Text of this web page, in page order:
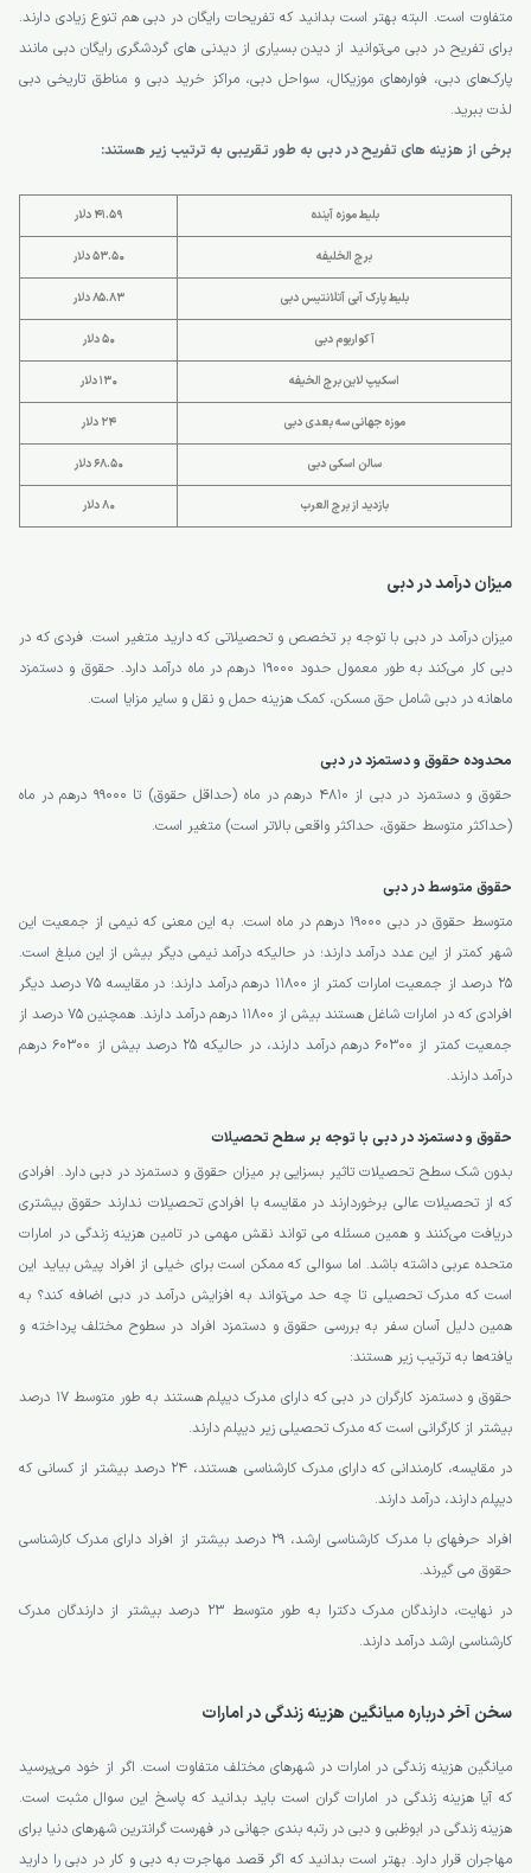
متفاوت است. البته بهتر است بدانید که تفریحات رایگان در دبی هم تنوع زیادی دارند.
برای تفریح در دبی می‌توانید از دیدن بسیاری از دیدنی های گردشگری رایگان دبی مانند
پارک‌های دبی، فواره‌های موزیکال، سواحل دبی، مراکز خرید دبی و مناطق تاریخی دبی
لذت ببرید.
برخی از هزینه های تفریح در دبی به طور تقریبی به ترتیب زیر هستند:
بلیط موزه آینده 41.59 دلار
برج الخلیفه 53.50 دلار
بلیط پارک آبی آتلانتیس دبی 85.83 دلار
آکواریوم دبی 50 دلار
اسکیپ لاین برج الخیفه 130 دلار
موزه جهانی سه بعدی دبی 24 دلار
سالن اسکی دبی 68.50 دلار
بازدید از برج العرب 80 دلار
میزان درآمد در دبی
میزان درآمد در دبی با توجه بر تخصص و تحصیلاتی که دارید متغیر است. فردی که در
دبی کار می‌کند به طور معمول حدود 19000 درهم در ماه درآمد دارد. حقوق و دستمزد
ماهانه در دبی شامل حق مسکن، کمک هزینه حمل و نقل و سایر مزایا است.
محدوده حقوق و دستمزد در دبی
حقوق و دستمزد در دبی از ۴۸۱۰ درهم در ماه (حداقل حقوق) تا ۹۹۰۰۰ درهم در ماه
(حداکثر متوسط حقوق، حداکثر واقعی بالاتر است) متغیر است.
حقوق متوسط در دبی
متوسط حقوق در دبی 19000 درهم در ماه است. به این معنی که نیمی از جمعیت این
شهر کمتر از این عدد درآمد دارند؛ در حالیکه درآمد نیمی دیگر بیش از این مبلغ است.
۲۵ درصد از جمعیت امارات کمتر از ۱۱۸۰۰ درهم درآمد دارند؛ در مقایسه ۷۵ درصد دیگر
افرادی که در امارات شاغل هستند بیش از ۱۱۸۰۰ درهم درآمد دارند. همچنین ۷۵ درصد از
جمعیت کمتر از ۶۰۳۰۰ درهم درآمد دارند، در حالیکه ۲۵ درصد بیش از ۶۰۳۰۰ درهم
درآمد دارند.
حقوق و دستمزد در دبی با توجه بر سطح تحصیلات
بدون شک سطح تحصیلات تاثیر بسزایی بر میزان حقوق و دستمزد در دبی دارد. افرادی
که از تحصیلات عالی برخوردارند در مقایسه با افرادی تحصیلات ندارند حقوق بیشتری
دریافت می‌کنند و همین مسئله می تواند نقش مهمی در تامین هزینه زندگی در امارات
متحده عربی داشته باشد. اما سوالی که ممکن است برای خیلی از افراد پیش بیاید این
است که مدرک تحصیلی تا چه حد می‌تواند به افزایش درآمد در دبی اضافه کند؟ به
همین دلیل آسان سفر به بررسی حقوق و دستمزد افراد در سطوح مختلف پرداخته و
یافته‌ها به ترتیب زیر هستند:
حقوق و دستمزد کارگران در دبی که دارای مدرک دیپلم هستند به طور متوسط ۱۷ درصد
بیشتر از کارگرانی است که مدرک تحصیلی زیر دیپلم دارند.
در مقایسه، کارمندانی که دارای مدرک کارشناسی هستند، ۲۴ درصد بیشتر از کسانی که
دیپلم دارند، درآمد دارند.
افراد حرفهای با مدرک کارشناسی ارشد، ۲۹ درصد بیشتر از افراد دارای مدرک کارشناسی
حقوق می گیرند.
در نهایت، دارندگان مدرک دکترا به طور متوسط ۲۳ درصد بیشتر از دارندگان مدرک
کارشناسی ارشد درآمد دارند.
سخن آخر درباره میانگین هزینه زندگی در امارات
میانگین هزینه زندگی در امارات در شهرهای مختلف متفاوت است. اگر از خود می‌پرسید
که آیا هزینه زندگی در امارات گران است باید بدانید که پاسخ این سوال مثبت است.
هزینه زندگی در ابوظبی و دبی در رتبه بندی جهانی در فهرست گرانترین شهرهای دنیا برای
مهاجران قرار دارد. بهتر است بدانید که اگر قصد مهاجرت به دبی و کار در دبی را دارید